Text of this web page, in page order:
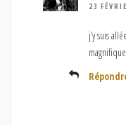
23
j’y suis